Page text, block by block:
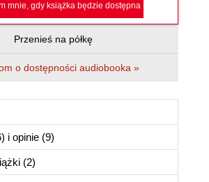
mnie, gdy książka będzie dostępna
Przenieś na półkę
o dostępności audiobooka »
) i opinie (9)
(2)